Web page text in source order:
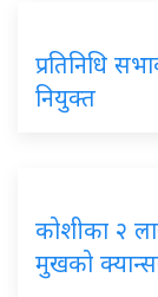
प्रतिनिधि
नियुक्त
कोशीका २
मुखको